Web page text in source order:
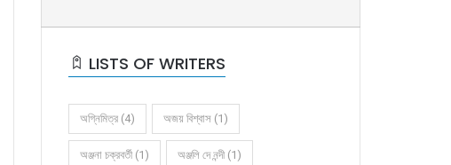
LISTS OF WRITERS
অগ্নিমিত্র (4) অজয় বিশ্বাস (1)
অঞ্জনা চক্রবর্তী (1) অঞ্জলি দে নন্দী (1)